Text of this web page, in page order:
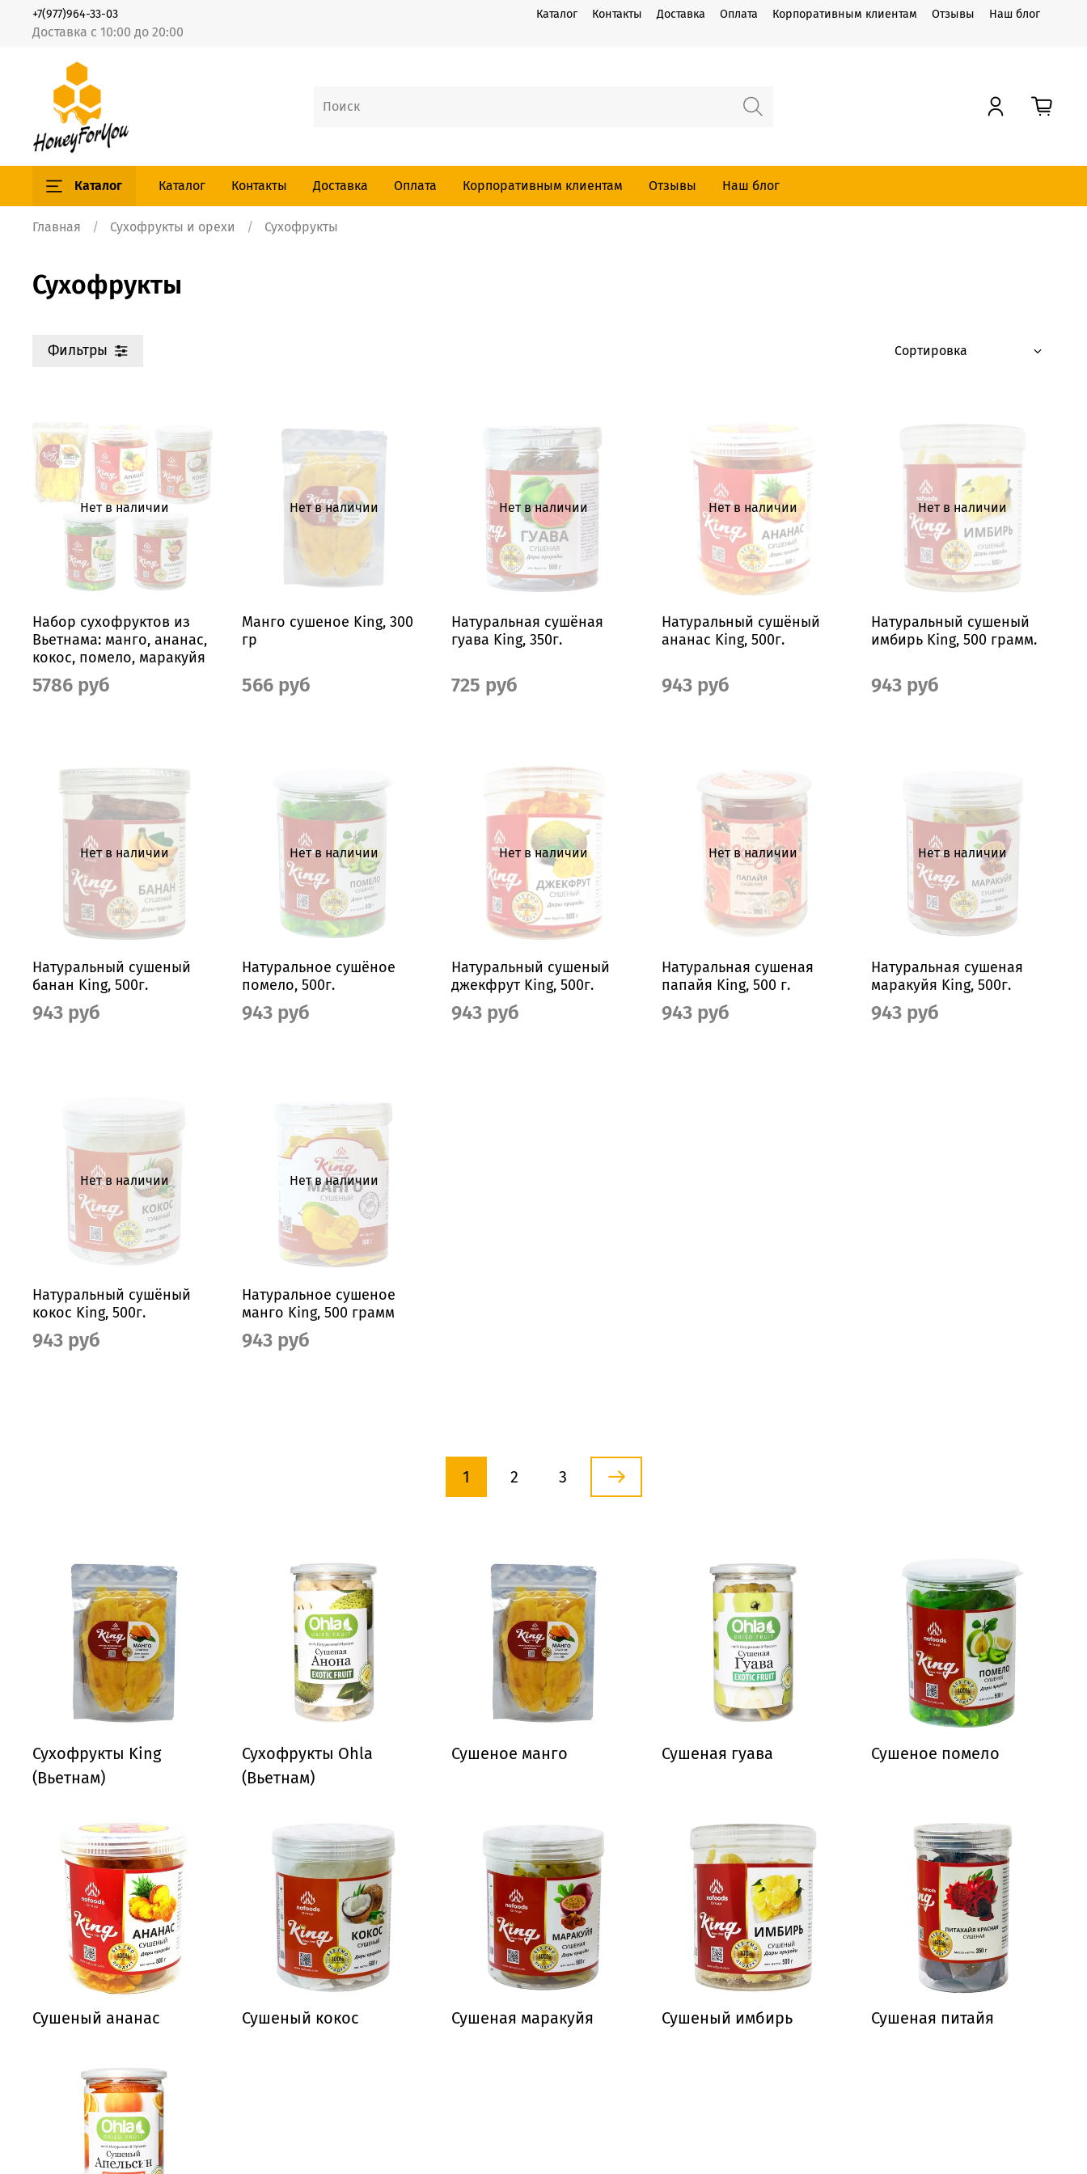
Каталог Контакты Доставка Оплата Корпоративным клиентам Отзывы Наш блог
Доставка с 10:00 до 20:00
+7(977)964-33-03
Каталог Каталог Контакты Доставка Оплата Корпоративным клиентам Отзывы Наш блог
Главная Сухофрукты и орехи Сухофрукты
Сухофрукты
Фильтры
Нет в наличии
Набор сухофруктов из
Вьетнама: манго, ананас,
кокос, помело, маракуйя
5786 руб
Нет в наличии
Манго сушеное King, 300
гр
566 руб
Нет в наличии
Натуральная сушёная
гуава King, 350г.
725 руб
Нет в наличии
Натуральный сушёный
ананас King, 500г.
943 руб
Нет в наличии
Натуральный сушеный
имбирь King, 500 грамм.
943 руб
Нет в наличии
Натуральный сушеный
банан King, 500г.
943 руб
Нет в наличии
Натуральное сушёное
помело, 500г.
943 руб
Нет в наличии
Натуральный сушеный
джекфрут King, 500г.
943 руб
Нет в наличии
Натуральная сушеная
папайя King, 500 г.
943 руб
Нет в наличии
Натуральная сушеная
маракуйя King, 500г.
943 руб
Нет в наличии
Натуральный сушёный
кокос King, 500г.
943 руб
Нет в наличии
Натуральное сушеное
манго King, 500 грамм
943 руб
1 2 3
Сухофрукты King
(Вьетнам)
Сухофрукты Ohla
(Вьетнам)
Сушеное манго Сушеная гуава Сушеное помело
Сушеный ананас Сушеный кокос Сушеная маракуйя Сушеный имбирь Сушеная питайя